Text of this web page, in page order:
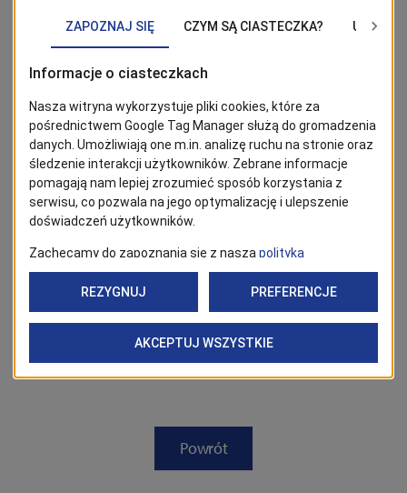
Mieszkańca.
BĄDŹ NA BIEŻĄCO!
Kliknij w przycisk „Obserwuj”, aby być bieżąco z
wiadomościami ze Szczecina. Najbardziej interesujące wpisy
znajdziesz w Google News!
Powrót